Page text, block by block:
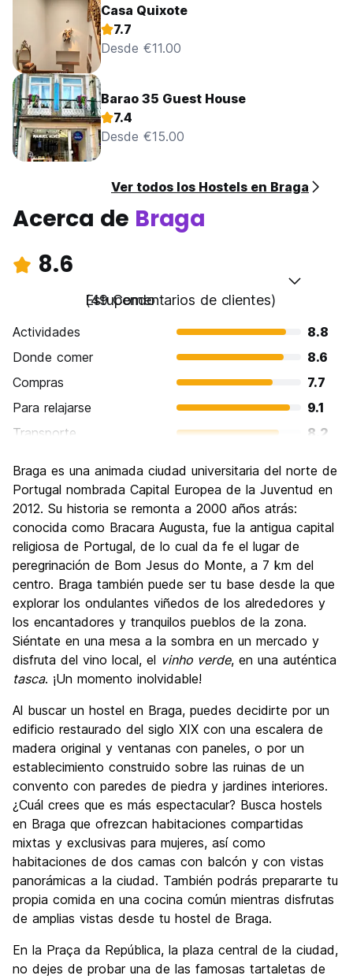
Casa Quixote
7.7
Desde €11.00
Barao 35 Guest House
7.4
Desde €15.00
Ver todos los Hostels en Braga
Acerca de Braga
8.6
Estupendo
(49 Comentarios de clientes)
Actividades
8.8
Donde comer
8.6
Compras
7.7
Para relajarse
9.1
Transporte
8.2
Cultura
9.2
Fiesta
Calidad Precio
9.0
Braga es una animada ciudad universitaria del norte de
Portugal nombrada Capital Europea de la Juventud en
2012. Su historia se remonta a 2000 años atrás:
conocida como Bracara Augusta, fue la antigua capital
religiosa de Portugal, de lo cual da fe el lugar de
peregrinación de Bom Jesus do Monte, a 7 km del
centro. Braga también puede ser tu base desde la que
explorar los ondulantes viñedos de los alrededores y
los encantadores y tranquilos pueblos de la zona.
Siéntate en una mesa a la sombra en un mercado y
disfruta del vino local, el vinho verde, en una auténtica
tasca. ¡Un momento inolvidable!
Al buscar un hostel en Braga, puedes decidirte por un
edificio restaurado del siglo XIX con una escalera de
madera original y ventanas con paneles, o por un
establecimiento construido sobre las ruinas de un
convento con paredes de piedra y jardines interiores.
¿Cuál crees que es más espectacular? Busca hostels
en Braga que ofrezcan habitaciones compartidas
mixtas y exclusivas para mujeres, así como
habitaciones de dos camas con balcón y con vistas
panorámicas a la ciudad. También podrás prepararte tu
propia comida en una cocina común mientras disfrutas
de amplias vistas desde tu hostel de Braga.
En la Praça da República, la plaza central de la ciudad,
no dejes de probar una de las famosas tartaletas de